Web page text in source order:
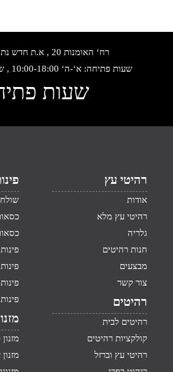
רח‘ האומנות 20 , א.ת חדש נתניה, טלפון:
שעות פתיחה: א‘-ה‘ 10:00-18:00 , שישי: 9:00-14:00
שעות
רהיטי עץ
אודות
רהיטי עץ מלא
גלריה
חנות רהיטים
מבצעים
צור קשר
רהיטים
רהיטים לבית
קולקציות רהיטים
רהיטי עץ וברזל